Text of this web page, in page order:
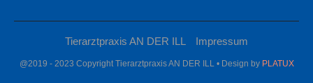
Tierarztpraxis AN DER ILL Impressum
@2019 - 2023 Copyright Tierarztpraxis AN DER ILL • Design by PLATUX